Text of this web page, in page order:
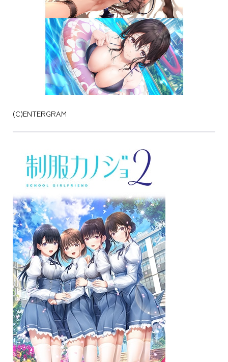
(C)ENTERGRAM